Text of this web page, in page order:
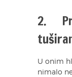
2.
U onim
nimalo